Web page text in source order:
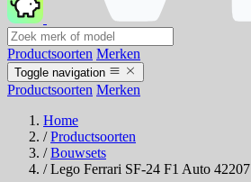
Productsoorten Merken
Toggle navigation
Productsoorten Merken
Home
/ Productsoorten
/ Bouwsets
/ Lego Ferrari SF-24 F1 Auto 42207